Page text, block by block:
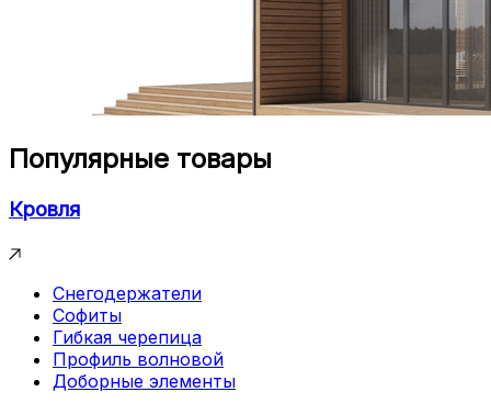
Популярные товары
Кровля
Снегодержатели
Софиты
Гибкая черепица
Профиль волновой
Доборные элементы